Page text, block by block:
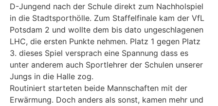
D-Jungend nach der Schule direkt zum Nachholspiel
in die Stadtsporthölle. Zum Staffelfinale kam der VfL
Potsdam 2 und wollte dem bis dato ungeschlagenen
LHC, die ersten Punkte nehmen. Platz 1 gegen Platz
3. dieses Spiel versprach eine Spannung dass es
unter anderem auch Sportlehrer der Schulen unserer
Jungs in die Halle zog.
Routiniert starteten beide Mannschaften mit der
Erwärmung. Doch anders als sonst, kamen mehr und